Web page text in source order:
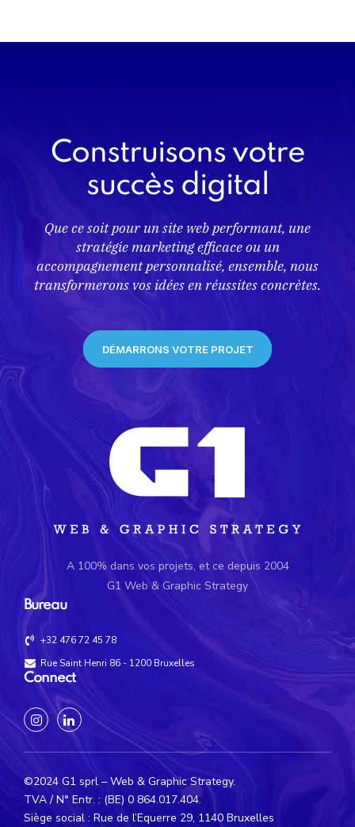
Construisons votre
succès digital
Que ce soit pour un site web performant, une
stratégie marketing efficace ou un
accompagnement personnalisé, ensemble, nous
transformerons vos idées en réussites concrètes.
DÉMARRONS VOTRE PROJET
A 100% dans vos projets, et ce depuis 2004
G1 Web & Graphic Strategy
Bureau
+32 476 72 45 78
Rue Saint Henri 86 - 1200 Bruxelles
Connect
©2024 G1 sprl – Web & Graphic Strategy.
TVA / N° Entr. : (BE) 0 864.017.404.
Siège social : Rue de l’Equerre 29, 1140 Bruxelles